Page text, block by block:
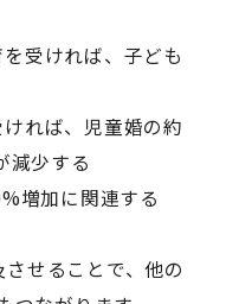
受ければ、子ども
れば、児童婚の約
減少する
増加に関連する
せることで、他の